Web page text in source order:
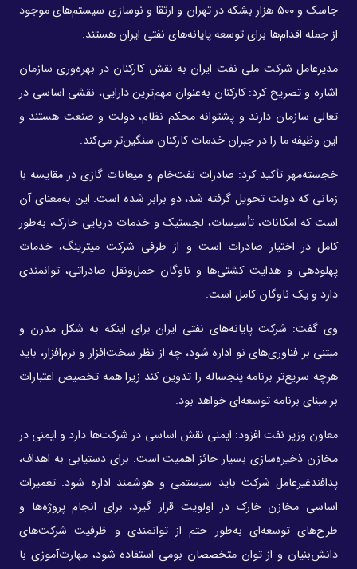
جاسک و ۵۰۰ هزار بشکه در تهران و ارتقا و نوسازی سیستم‌های موجود
از جمله اقدام‌ها برای توسعه پایانه‌های نفتی ایران هستند.
مدیرعامل شرکت ملی نفت ایران به نقش کارکنان در بهره‌وری سازمان
اشاره و تصریح کرد: کارکنان به‌عنوان مهم‌ترین دارایی، نقشی اساسی در
تعالی سازمان دارند و پشتوانه محکم نظام، دولت و صنعت هستند و
این وظیفه ما را در جبران خدمات کارکنان سنگین‌تر می‌کند.
خجسته‌مهر تأکید کرد: صادرات نفت‌خام و میعانات گازی در مقایسه با
زمانی که دولت تحویل گرفته شد، دو برابر شده است. این به‌معنای آن
است که امکانات، تأسیسات، لجستیک و خدمات دریایی خارک، به‌طور
کامل در اختیار صادرات است و از طرفی شرکت میترینگ، خدمات
پهلودهی و هدایت کشتی‌ها و ناوگان حمل‌ونقل صادراتی، توانمندی
دارد و یک ناوگان کامل است.
وی گفت: شرکت پایانه‌های نفتی ایران برای اینکه به شکل مدرن و
مبتنی بر فناوری‌های نو اداره شود، چه از نظر سخت‌افزار و نرم‌افزار، باید
هرچه سریع‌تر برنامه پنجساله را تدوین کند زیرا همه تخصیص اعتبارات
بر مبنای برنامه توسعه‌ای خواهد بود.
معاون وزیر نفت افزود: ایمنی نقش اساسی در شرکت‌ها دارد و ایمنی در
مخازن ذخیره‌سازی بسیار حائز اهمیت است. برای دستیابی به اهداف،
پدافندغیرعامل شرکت باید سیستمی و هوشمند اداره شود. تعمیرات
اساسی مخازن خارک در اولویت قرار گیرد، برای انجام پروژه‌ها و
طرح‌های توسعه‌ای به‌طور حتم از توانمندی و ظرفیت شرکت‌های
دانش‌بنیان و از توان متخصصان بومی استفاده شود، مهارت‌آموزی با